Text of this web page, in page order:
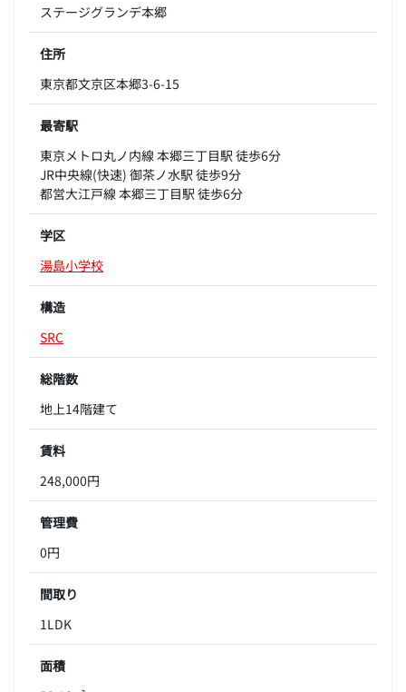
ステージグランデ本郷
住所
東京都文京区本郷3-6-15
最寄駅
東京メトロ丸ノ内線 本郷三丁目駅 徒歩6分
JR中央線(快速) 御茶ノ水駅 徒歩9分
都営大江戸線 本郷三丁目駅 徒歩6分
学区
湯島小学校
構造
SRC
総階数
地上14階建て
賃料
248,000円
管理費
0円
間取り
1LDK
面積